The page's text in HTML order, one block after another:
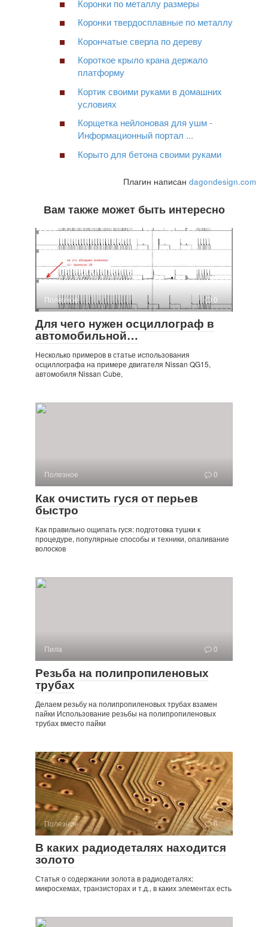
Коронки по металлу размеры
Коронки твердосплавные по металлу
Корончатые сверла по дереву
Короткое крыло крана держало
платформу
Кортик своими руками в домашних
условиях
Корщетка нейлоновая для ушм -
Информационный портал ...
Корыто для бетона своими руками
Плагин написан dagondesign.com
Вам также может быть интересно
Полезное 0
Для чего нужен осциллограф в
автомобильной…
Несколько примеров в статье использования
осциллографа на примере двигателя Nissan QG15,
автомобиля Nissan Cube,
Полезное 0
Как очистить гуся от перьев
быстро
Как правильно ощипать гуся: подготовка тушки к
процедуре, популярные способы и техники, опаливание
волосков
Пила 0
Резьба на полипропиленовых
трубах
Делаем резьбу на полипропиленовых трубах взамен
пайки Использование резьбы на полипропиленовых
трубах вместо пайки
Полезное 0
В каких радиодеталях находится
золото
Статья о содержании золота в радиодеталях:
микросхемах, транзисторах и т.д., в каких элементах есть